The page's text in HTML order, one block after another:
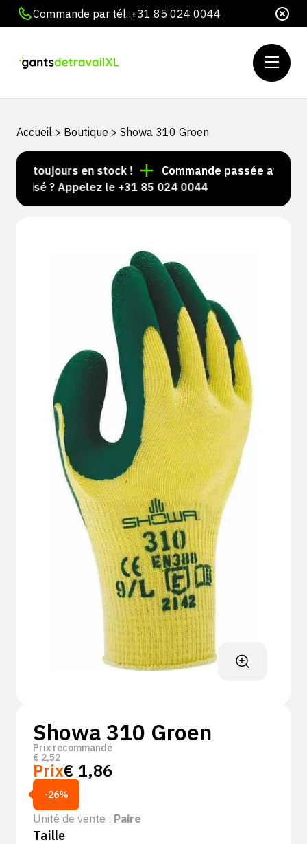
Commande par tél.:+31 85 024 0044
Accueil > Boutique > Showa 310 Groen
toujours en stock !
Commande passée avant 15
? Appelez le +31 85 024 0044
Showa 310 Groen
Prix recommandé
€ 2,52
Prix€ 1,86
-26%
Unité de vente : Paire
Taille